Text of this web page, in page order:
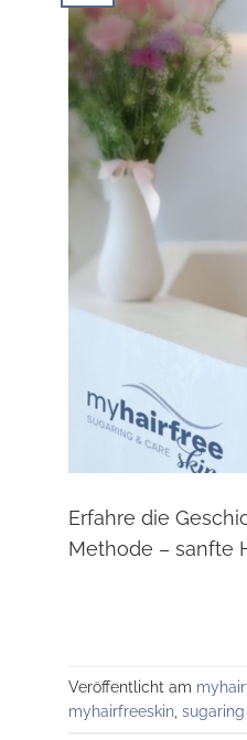
Erfahre die
Methode – sanfte
Veröffentlicht am
myhairfreeskin